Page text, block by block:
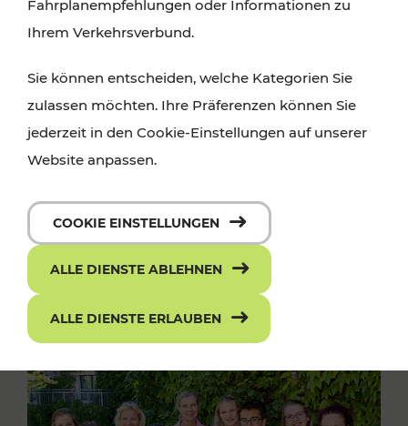
Fahrplanempfehlungen oder Informationen zu
Ihrem Verkehrsverbund.
Sie können entscheiden, welche Kategorien Sie
zulassen möchten. Ihre Präferenzen können Sie
jederzeit in den Cookie-Einstellungen auf unserer
Website anpassen.
COOKIE EINSTELLUNGEN
ALLE DIENSTE ABLEHNEN
ALLE DIENSTE ERLAUBEN